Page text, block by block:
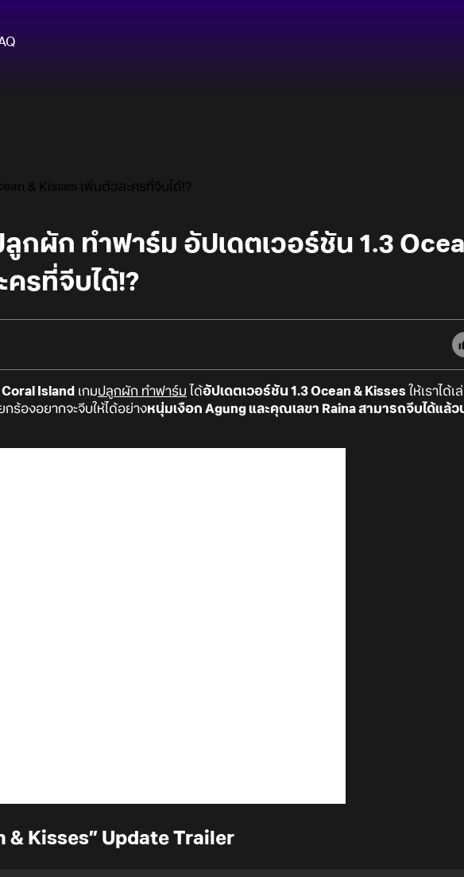
& Kisses เพิ่มตัวละครที่จีบได้!?
กผัก ทำฟาร์ม อัปเดตเวอร์ชัน 1.3
ครที่จีบได้!?
Coral Island เกมปลูกผัก ทำฟาร์ม ได้อัปเดตเวอร์ชัน 1.3 Ocean & Kisses ให้เราได้เ
ร้องอยากจะจีบให้ได้อย่างหนุ่มเงือก Agung และคุณเลขา Raina สามารถจีบได้แล้ว
& Kisses” Update Trailer